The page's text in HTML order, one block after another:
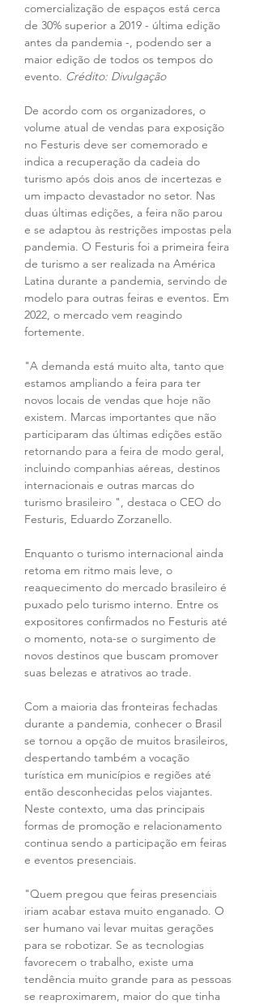
comercialização de espaços está cerca
de 30% superior a 2019 - última edição
antes da pandemia -, podendo ser a
maior edição de todos os tempos do
evento. Crédito: Divulgação
De acordo com os organizadores, o
volume atual de vendas para exposição
no Festuris deve ser comemorado e
indica a recuperação da cadeia do
turismo após dois anos de incertezas e
um impacto devastador no setor. Nas
duas últimas edições, a feira não parou
e se adaptou às restrições impostas pela
pandemia. O Festuris foi a primeira feira
de turismo a ser realizada na América
Latina durante a pandemia, servindo de
modelo para outras feiras e eventos. Em
2022, o mercado vem reagindo
fortemente.
"A demanda está muito alta, tanto que
estamos ampliando a feira para ter
novos locais de vendas que hoje não
existem. Marcas importantes que não
participaram das últimas edições estão
retornando para a feira de modo geral,
incluindo companhias aéreas, destinos
internacionais e outras marcas do
turismo brasileiro ", destaca o CEO do
Festuris, Eduardo Zorzanello.
Enquanto o turismo internacional ainda
retoma em ritmo mais leve, o
reaquecimento do mercado brasileiro é
puxado pelo turismo interno. Entre os
expositores confirmados no Festuris até
o momento, nota-se o surgimento de
novos destinos que buscam promover
suas belezas e atrativos ao trade.
Com a maioria das fronteiras fechadas
durante a pandemia, conhecer o Brasil
se tornou a opção de muitos brasileiros,
despertando também a vocação
turística em municípios e regiões até
então desconhecidas pelos viajantes.
Neste contexto, uma das principais
formas de promoção e relacionamento
continua sendo a participação em feiras
e eventos presenciais.
"Quem pregou que feiras presenciais
iriam acabar estava muito enganado. O
ser humano vai levar muitas gerações
para se robotizar. Se as tecnologias
favorecem o trabalho, existe uma
tendência muito grande para as pessoas
se reaproximarem, maior do que tinha